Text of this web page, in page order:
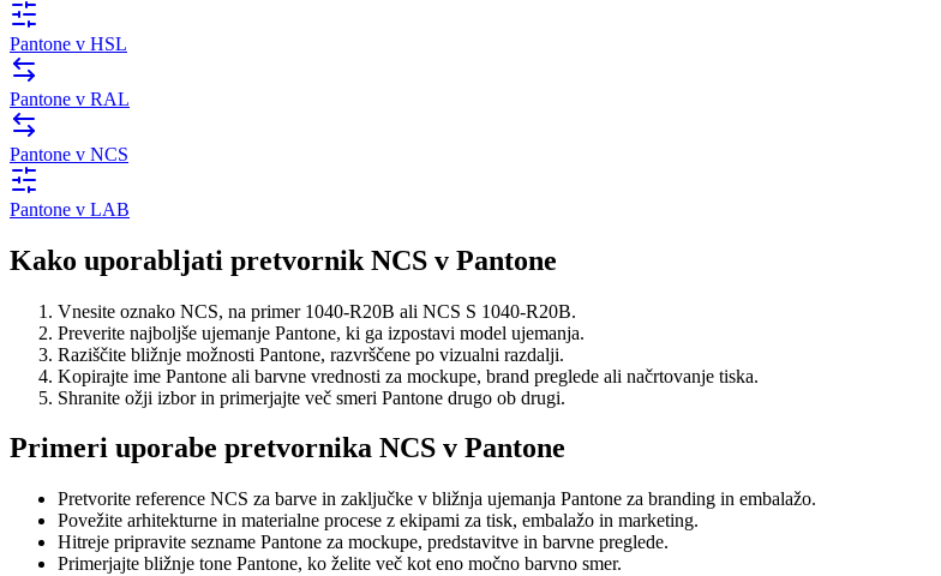
Pantone v HSL
Pantone v RAL
Pantone v NCS
Pantone v LAB
Kako uporabljati pretvornik NCS v Pantone
Vnesite oznako NCS, na primer 1040-R20B ali NCS S 1040-R20B.
Preverite najboljše ujemanje Pantone, ki ga izpostavi model ujemanja.
Raziščite bližnje možnosti Pantone, razvrščene po vizualni razdalji.
Kopirajte ime Pantone ali barvne vrednosti za mockupe, brand preglede ali načrtovanje tiska.
Shranite ožji izbor in primerjajte več smeri Pantone drugo ob drugi.
Primeri uporabe pretvornika NCS v Pantone
Pretvorite reference NCS za barve in zaključke v bližnja ujemanja Pantone za branding in embalažo.
Povežite arhitekturne in materialne procese z ekipami za tisk, embalažo in marketing.
Hitreje pripravite sezname Pantone za mockupe, predstavitve in barvne preglede.
Primerjajte bližnje tone Pantone, ko želite več kot eno močno barvno smer.